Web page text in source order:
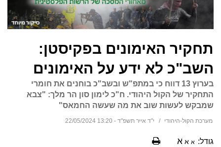
תחקיר האימונים בפקיסטן:
השב"כ לא ידע על האימונים
בערוץ 13 דווח כי במתפ"ש ובשב"כ בוחנים את חומרי
התחקיר של הקול היהודי. ח"כ לימון סון הר מלך: "צבא
שמבקש לעשות שוב את מה שעשה החמאס"
מערכת הקול-היהודי י"ד אייר תשפ"ד - 13:20 22/05/2024
גודל: א א א